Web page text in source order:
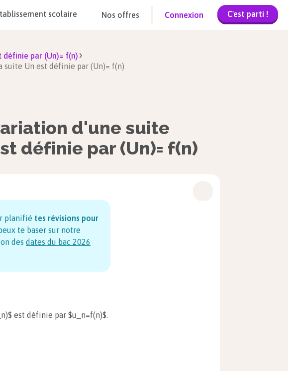
scolaire Nos offres Connexion C'est parti !
par (Un)= f(n)
suite Un est définie par (Un)= f(n)
d'une suite
définie par (Un)= f(n)
planifié tes révisions pour
te baser sur notre
des dates du bac 2026
est définie par $u_n=f(n)$.